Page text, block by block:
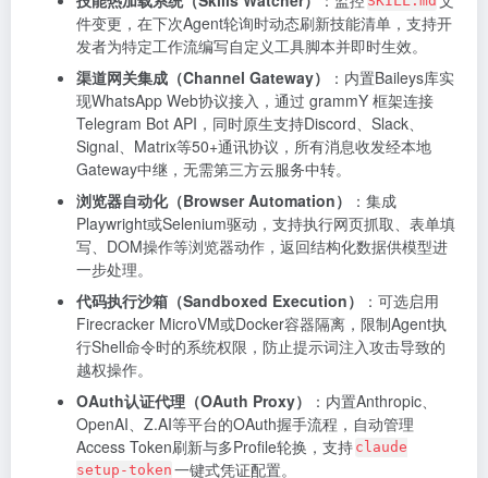
件变更，在下次Agent轮询时动态刷新技能清单，支持开
发者为特定工作流编写自定义工具脚本并即时生效。
渠道网关集成（Channel Gateway）
：内置Baileys库实
现WhatsApp Web协议接入，通过 grammY 框架连接
Telegram Bot API，同时原生支持Discord、Slack、
Signal、Matrix等50+通讯协议，所有消息收发经本地
Gateway中继，无需第三方云服务中转。
浏览器自动化（Browser Automation）
：集成
Playwright或Selenium驱动，支持执行网页抓取、表单填
写、DOM操作等浏览器动作，返回结构化数据供模型进
一步处理。
代码执行沙箱（Sandboxed Execution）
：可选启用
Firecracker MicroVM或Docker容器隔离，限制Agent执
行Shell命令时的系统权限，防止提示词注入攻击导致的
越权操作。
OAuth认证代理（OAuth Proxy）
：内置Anthropic、
OpenAI、Z.AI等平台的OAuth握手流程，自动管理
Access Token刷新与多Profile轮换，支持 claude
setup-token 一键式凭证配置。